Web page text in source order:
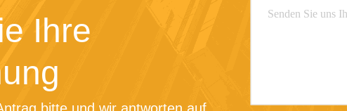
Ihre
bitte und wir antworten auf